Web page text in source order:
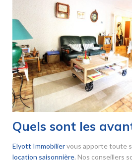
Quels sont les
Elyott Immobiliervous apporte toute
location saisonnière. Nos conseillers